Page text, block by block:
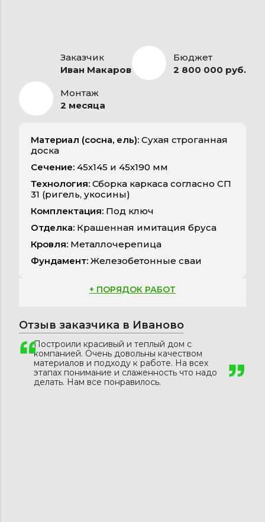
Заказчик
Иван Макаров
Бюджет
2 800 000 руб.
Монтаж
2 месяца
Материал (сосна, ель): Сухая строганная
доска
Сечение: 45х145 и 45х190 мм
Технология: Сборка каркаса согласно СП
31 (ригель, укосины)
Комплектация: Под ключ
Отделка: Крашенная имитация бруса
Кровля: Металлочерепица
Фундамент: Железобетонные сваи
+ ПОРЯДОК РАБОТ
Отзыв заказчика в Иваново
Построили красивый и теплый дом с
компанией. Очень довольны качеством
материалов и подходу к работе. На всех
этапах понимание и слаженность что надо
делать. Нам все понравилось.